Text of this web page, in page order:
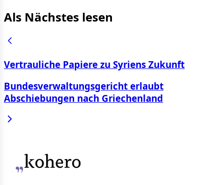
Als Nächstes lesen
Vertrauliche Papiere zu Syriens Zukunft
Bundesverwaltungsgericht erlaubt
Abschiebungen nach Griechenland